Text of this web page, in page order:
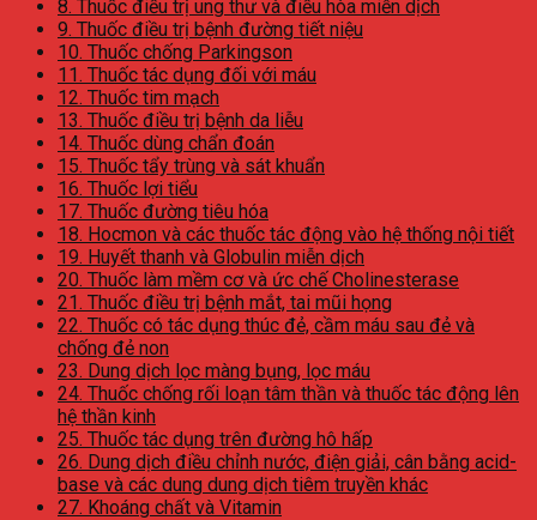
8. Thuốc điều trị ung thư và điều hòa miễn dịch
9. Thuốc điều trị bệnh đường tiết niệu
10. Thuốc chống Parkingson
11. Thuốc tác dụng đối với máu
12. Thuốc tim mạch
13. Thuốc điều trị bệnh da liễu
14. Thuốc dùng chẩn đoán
15. Thuốc tẩy trùng và sát khuẩn
16. Thuốc lợi tiểu
17. Thuốc đường tiêu hóa
18. Hocmon và các thuốc tác động vào hệ thống nội tiết
19. Huyết thanh và Globulin miễn dịch
20. Thuốc làm mềm cơ và ức chế Cholinesterase
21. Thuốc điều trị bệnh mắt, tai mũi họng
22. Thuốc có tác dụng thúc đẻ, cầm máu sau đẻ và
chống đẻ non
23. Dung dịch lọc màng bụng, lọc máu
24. Thuốc chống rối loạn tâm thần và thuốc tác động lên
hệ thần kinh
25. Thuốc tác dụng trên đường hô hấp
26. Dung dịch điều chỉnh nước, điện giải, cân bằng acid-
base và các dung dung dịch tiêm truyền khác
27. Khoáng chất và Vitamin